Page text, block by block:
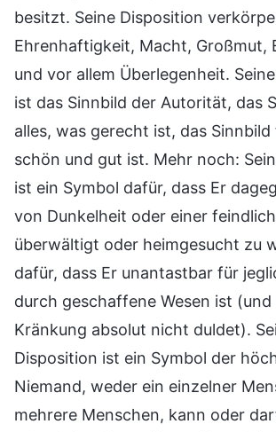
besitzt. Seine Disposition
Ehrenhaftigkeit, Macht, Großmut,
und vor allem Überlegenheit.
ist das Sinnbild der Autorität, das
alles, was gerecht ist, das Sinnbild
schön und gut ist. Mehr noch:
ist ein Symbol dafür, dass Er
von Dunkelheit oder einer
überwältigt oder heimgesucht zu
dafür, dass Er unantastbar für
durch geschaffene Wesen ist (und
Kränkung absolut nicht duldet).
Disposition ist ein Symbol der
Niemand, weder ein einzelner
mehrere Menschen, kann oder